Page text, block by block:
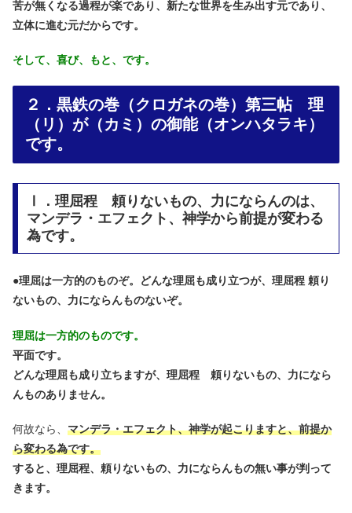
苦が無くなる過程が楽であり、新たな世界を生み出す元であり、
立体に進む元だからです。
そして、喜び、もと、です。
２．黒鉄の巻（クロガネの巻）第三帖 理
（リ）が（カミ）の御能（オンハタラキ）
です。
Ⅰ．理屈程 頼りないもの、力にならんのは、
マンデラ・エフェクト、神学から前提が変わる
為です。
●理屈は一方的のものぞ。どんな理屈も成り立つが、理屈程 頼り
ないもの、力にならんものないぞ。
理屈は一方的のものです。
平面です。
どんな理屈も成り立ちますが、理屈程 頼りないもの、力になら
んものありません。
何故なら、 マンデラ・エフェクト、神学が起こりますと、前提か
ら変わる為です。
すると、理屈程、頼りないもの、力にならんもの無い事が判って
きます。